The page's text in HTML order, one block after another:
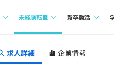
未経験転職
求人検索
新卒就活
本選考
求人詳細 企業情報